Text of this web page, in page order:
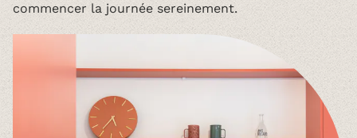
commencer la journée sereinement.